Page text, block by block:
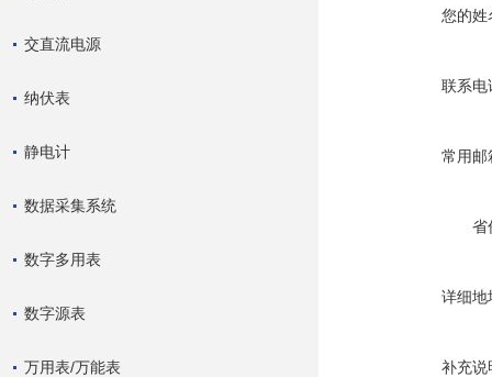
交直流电源
纳伏表
静电计
数据采集系统
数字多用表
数字源表
万用表/万能表
您的姓
联系电
常用邮
省
详细地
补充说